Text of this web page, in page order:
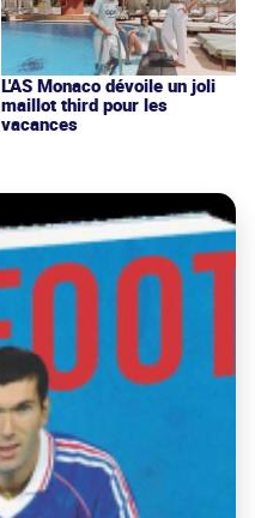
L'AS Monaco dévoile un joli
maillot third pour les
vacances